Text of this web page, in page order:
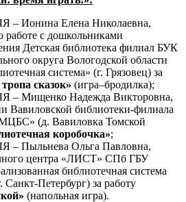
Елена Николаевна,
с дошкольниками
Детская библиотека филиал БУК
округа Вологодской области
система» (г. Грязовец) за
сказок» (игра–бродилка);
Мищенко Надежда Викторовна,
Вавиловской библиотеки-филиала
(д. Вавиловка Томской
коробочка»;
Ольга Павловна,
центра «ЛИСТ» СПб ГБУ
библиотечная система
Петербург) за работу
(напольная игра).